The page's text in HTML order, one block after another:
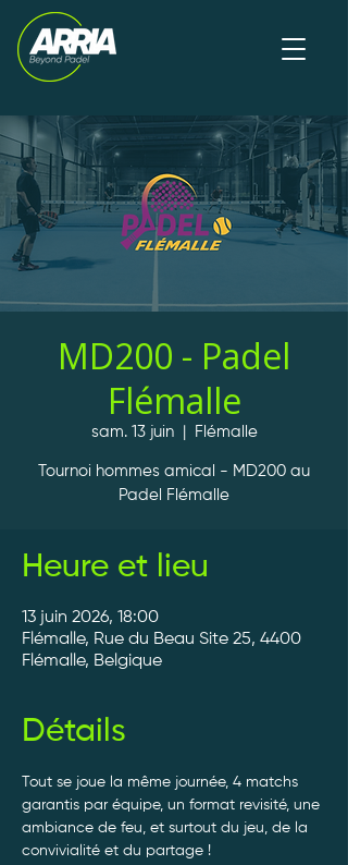
MD200 - Padel
Flémalle
sam. 13 juin
  |
Flémalle
Tournoi hommes amical - MD200 au
Padel Flémalle
Heure et lieu
13 juin 2026, 18:00
Flémalle, Rue du Beau Site 25, 4400
Flémalle, Belgique
Détails
Tout se joue la même journée, 4 matchs
garantis par équipe, un format revisité, une
ambiance de feu, et surtout du jeu, de la
convivialité et du partage !